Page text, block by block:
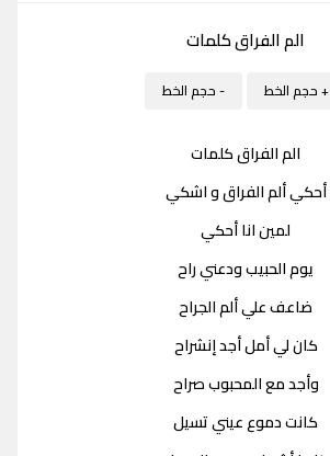
الم الفراق كلمات
+ حجم الخط - حجم الخط
الم الفراق كلمات
أحكي ألم الفراق و اشكي
لمين انا أحكي
يوم الحبيب ودعني راح
ضاعف علي ألم الجراح
كان لي أمل أجد إنشراح
وأجد مع المحبوب صراح
كانت دموع عيني تسيل